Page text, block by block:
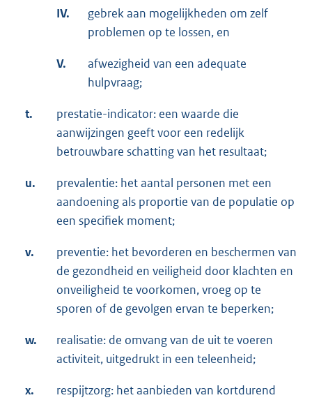
IV.
gebrek aan mogelijkheden om zelf
problemen op te lossen, en
V.
afwezigheid van een adequate
hulpvraag;
t.
prestatie-indicator: een waarde die
aanwijzingen geeft voor een redelijk
betrouwbare schatting van het resultaat;
u.
prevalentie: het aantal personen met een
aandoening als proportie van de populatie op
een specifiek moment;
v.
preventie: het bevorderen en beschermen van
de gezondheid en veiligheid door klachten en
onveiligheid te voorkomen, vroeg op te
sporen of de gevolgen ervan te beperken;
w.
realisatie: de omvang van de uit te voeren
activiteit, uitgedrukt in een teleenheid;
x.
respijtzorg: het aanbieden van kortdurend